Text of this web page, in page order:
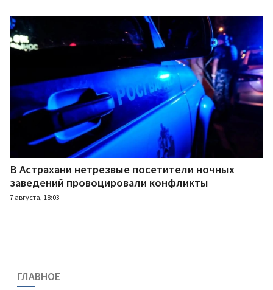
В Астрахани нетрезвые посетители ночных
заведений провоцировали конфликты
7 августа, 18:03
ГЛАВНОЕ